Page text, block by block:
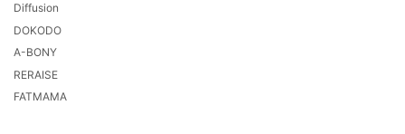
Diffusion
DOKODO
A-BONY
RERAISE
FATMAMA